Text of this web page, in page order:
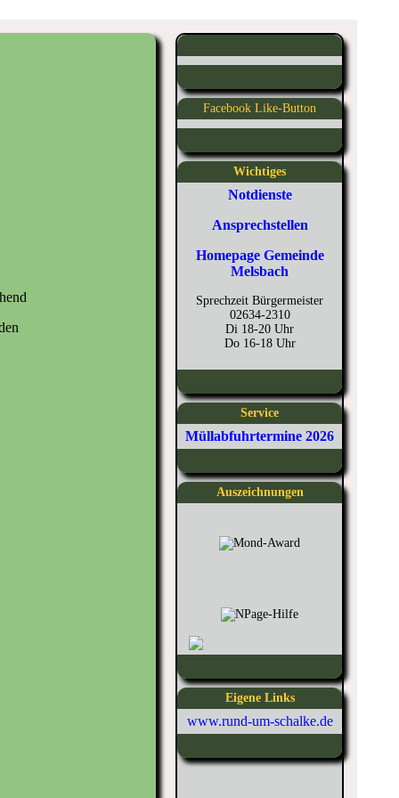
Facebook Like-Button
Wichtiges
Notdienste
Ansprechstellen
Homepage Gemeinde
Melsbach
Sprechzeit Bürgermeister
02634-2310
Di 18-20 Uhr
Do 16-18 Uhr
Service
Müllabfuhrtermine 2026
Auszeichnungen
Eigene Links
www.rund-um-schalke.de